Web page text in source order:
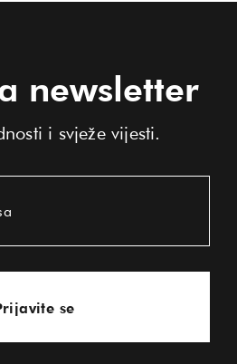
newsletter
i svježe vijesti.
se